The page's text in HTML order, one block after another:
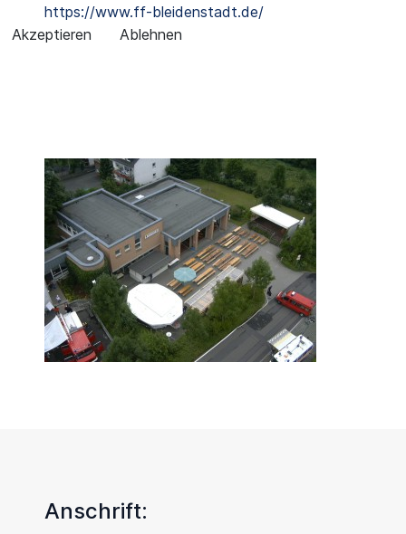
https://www.ff-bleidenstadt.de/
Anschrift:
Akzeptieren Ablehnen